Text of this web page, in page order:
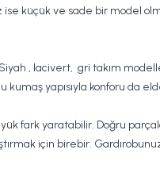
küçük ve sade bir model
Siyah , lacivert, gri takım
yapısıyla konforu da
fark yaratabilir. Doğru
için birebir.